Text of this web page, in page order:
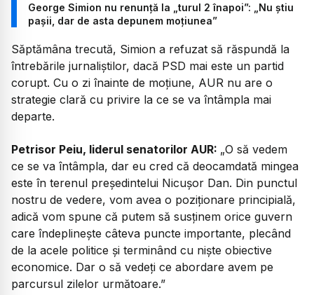
George Simion nu renunță la „turul 2 înapoi”: „Nu știu
pașii, dar de asta depunem moțiunea”
Săptămâna trecută, Simion a refuzat să răspundă la
întrebările jurnaliștilor, dacă PSD mai este un partid
corupt. Cu o zi înainte de moțiune, AUR nu are o
strategie clară cu privire la ce se va întâmpla mai
departe.
Petrisor Peiu, liderul senatorilor AUR: „O să vedem
ce se va întâmpla, dar eu cred că deocamdată mingea
este în terenul președintelui Nicușor Dan. Din punctul
nostru de vedere, vom avea o poziționare principială,
adică vom spune că putem să susținem orice guvern
care îndeplinește câteva puncte importante, plecând
de la acele politice și terminând cu niște obiective
economice. Dar o să vedeți ce abordare avem pe
parcursul zilelor următoare.”